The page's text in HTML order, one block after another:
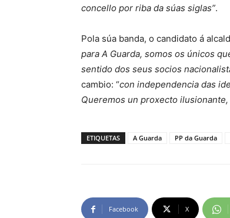
concello por riba da súas siglas”.
Pola súa banda, o candidato á
para A Guarda, somos os únicos
sentido dos seus socios
cambio: “con independencia das
Queremos un proxecto
ETIQUETAS A Guarda PP da Guarda
Facebook X